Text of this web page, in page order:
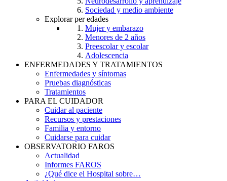
Sociedad y medio ambiente
Explorar per edades
Mujer y embarazo
Menores de 2 años
Preescolar y escolar
Adolescencia
ENFERMEDADES Y TRATAMIENTOS
Enfermedades y síntomas
Pruebas diagnósticas
Tratamientos
PARA EL CUIDADOR
Cuidar al paciente
Recursos y prestaciones
Familia y entorno
Cuidarse para cuidar
OBSERVATORIO FAROS
Actualidad
Informes FAROS
¿Qué dice el Hospital sobre…